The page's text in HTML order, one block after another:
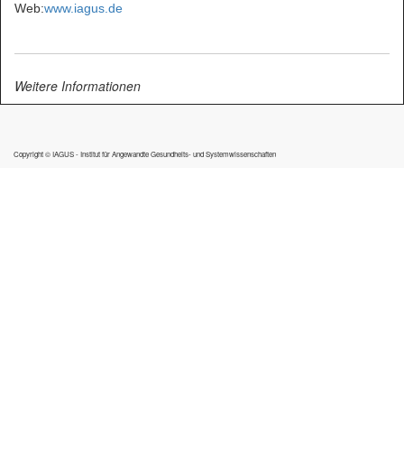
Web:www.iagus.de
Weitere Informationen
Copyright © IAGUS - Institut für Angewandte Gesundheits- und Systemwissenschaften